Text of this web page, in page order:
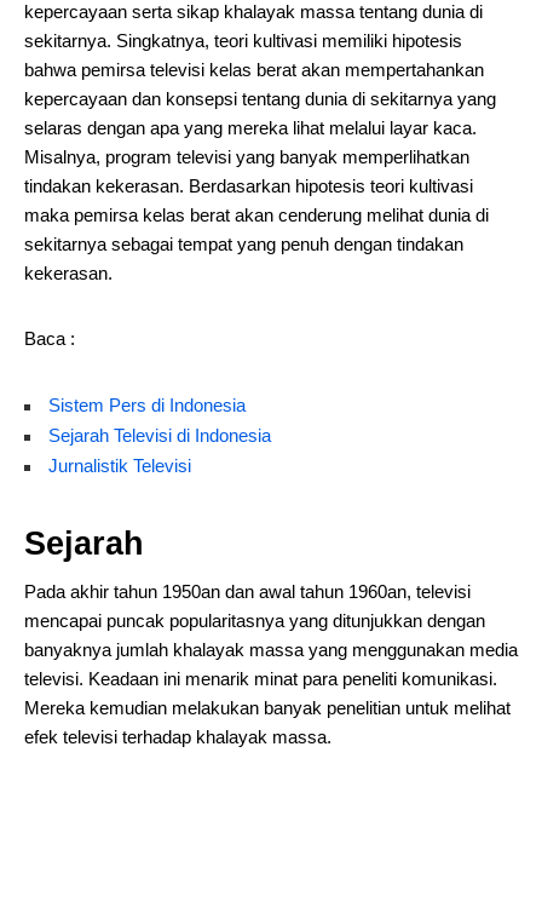
kepercayaan serta sikap khalayak massa tentang dunia di
sekitarnya. Singkatnya, teori kultivasi memiliki hipotesis
bahwa pemirsa televisi kelas berat akan mempertahankan
kepercayaan dan konsepsi tentang dunia di sekitarnya yang
selaras dengan apa yang mereka lihat melalui layar kaca.
Misalnya, program televisi yang banyak memperlihatkan
tindakan kekerasan. Berdasarkan hipotesis teori kultivasi
maka pemirsa kelas berat akan cenderung melihat dunia di
sekitarnya sebagai tempat yang penuh dengan tindakan
kekerasan.
Baca :
Sistem Pers di Indonesia
Sejarah Televisi di Indonesia
Jurnalistik Televisi
Sejarah
Pada akhir tahun 1950an dan awal tahun 1960an, televisi
mencapai puncak popularitasnya yang ditunjukkan dengan
banyaknya jumlah khalayak massa yang menggunakan media
televisi. Keadaan ini menarik minat para peneliti komunikasi.
Mereka kemudian melakukan banyak penelitian untuk melihat
efek televisi terhadap khalayak massa.